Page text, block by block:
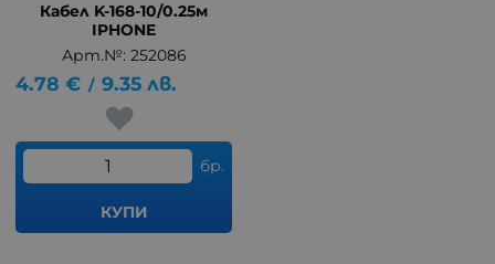
Кабел K-168-10/0.25м
IPHONE
Арт.№: 252086
4.78 € / 9.35 лв.
бр.
КУПИ